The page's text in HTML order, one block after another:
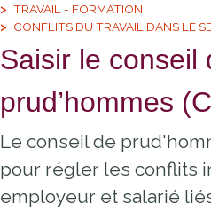
TRAVAIL - FORMATION
CONFLITS DU TRAVAIL DANS LE
Saisir le conseil
prud’hommes
Le conseil de
pour régler les conflits
employeur et salarié